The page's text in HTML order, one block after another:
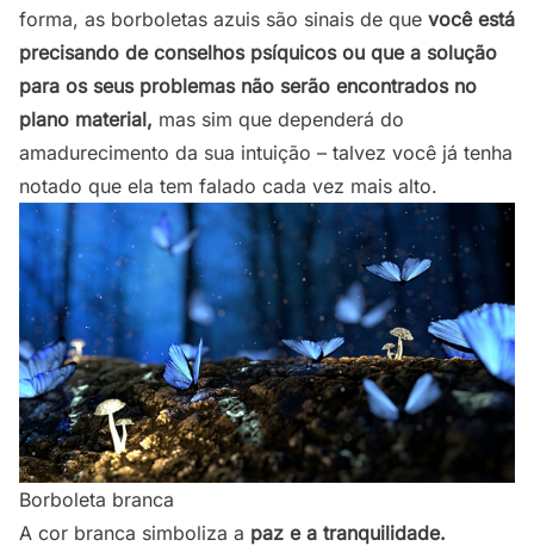
forma, as borboletas azuis são sinais de que você está
precisando de conselhos psíquicos ou que a solução
para os seus problemas não serão encontrados no
plano material, mas sim que dependerá do
amadurecimento da sua intuição – talvez você já tenha
notado que ela tem falado cada vez mais alto.
Borboleta branca
A cor branca simboliza a paz e a tranquilidade.